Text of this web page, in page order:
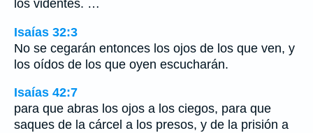
los videntes. …
Isaías 32:3
No se cegarán entonces los ojos de los que ven, y
los oídos de los que oyen escucharán.
Isaías 42:7
para que abras los ojos a los ciegos, para que
saques de la cárcel a los presos, y de la prisión a